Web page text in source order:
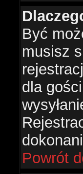
Być
musisz
dla
Powrót